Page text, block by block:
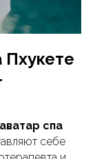
Пхукете
аватар спа
себе